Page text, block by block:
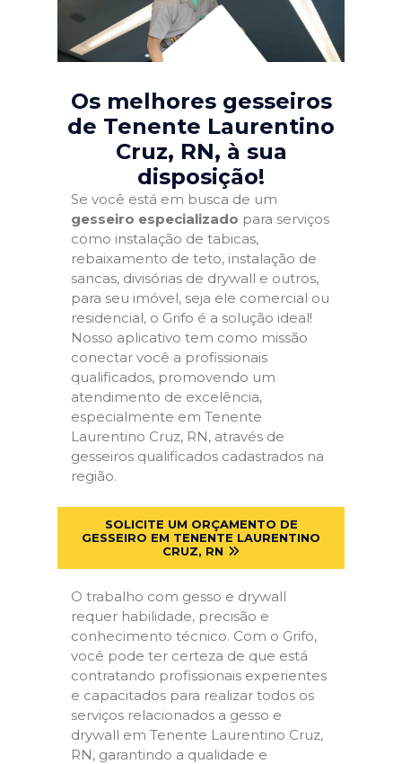
Os melhores gesseiros
de Tenente Laurentino
Cruz, RN, à sua
disposição!
Se você está em busca de um
gesseiro especializado para serviços
como instalação de tabicas,
rebaixamento de teto, instalação de
sancas, divisórias de drywall e outros,
para seu imóvel, seja ele comercial ou
residencial, o Grifo é a solução ideal!
Nosso aplicativo tem como missão
conectar você a profissionais
qualificados, promovendo um
atendimento de excelência,
especialmente em Tenente
Laurentino Cruz, RN, através de
gesseiros qualificados cadastrados na
região.
SOLICITE UM ORÇAMENTO DE
GESSEIRO EM TENENTE LAURENTINO
CRUZ, RN
O trabalho com gesso e drywall
requer habilidade, precisão e
conhecimento técnico. Com o Grifo,
você pode ter certeza de que está
contratando profissionais experientes
e capacitados para realizar todos os
serviços relacionados a gesso e
drywall em Tenente Laurentino Cruz,
RN, garantindo a qualidade e